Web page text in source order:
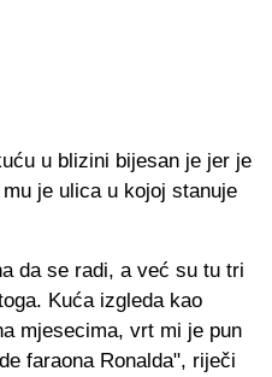
u blizini bijesan je jer je
je ulica u kojoj stanuje
da se radi, a već su tu tri
Kuća izgleda kao
mjesecima, vrt mi je pun
faraona Ronalda", riječi